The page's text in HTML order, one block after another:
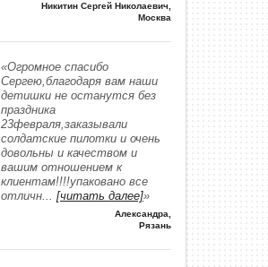
Никитин Сергей Николаевич
Москва
«Огромное спасибо
Сергею,благодаря вам наши
детишки не останутся без
праздника
23февраля,заказывали
солдатские пилотки и очень
довольны и качеством и
вашим отношением к
клиентам!!!!упаковано все
отличн... [читать далее]»
Александра
Рязань